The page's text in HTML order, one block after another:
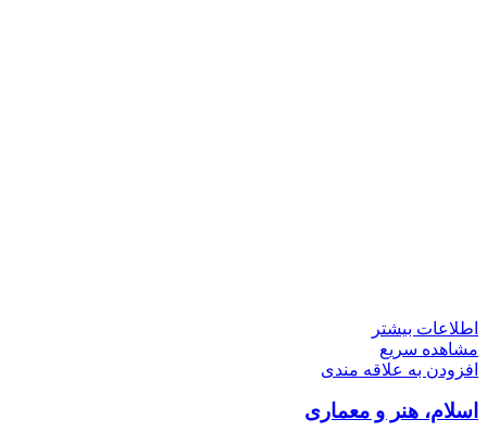
اطلاعات بیشتر
مشاهده سریع
افزودن به علاقه مندی
اسلام، هنر و معماری